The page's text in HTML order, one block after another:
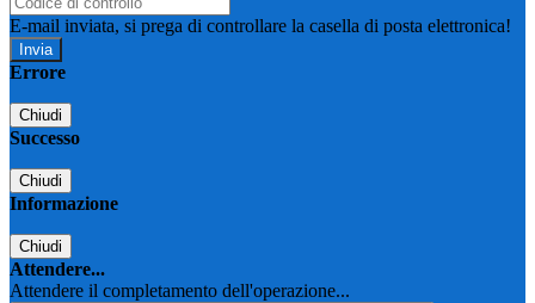
E-mail inviata, si prega di controllare la casella di posta elettronica!
Errore
Chiudi
Successo
Chiudi
Informazione
Chiudi
Attendere...
Attendere il completamento dell'operazione...